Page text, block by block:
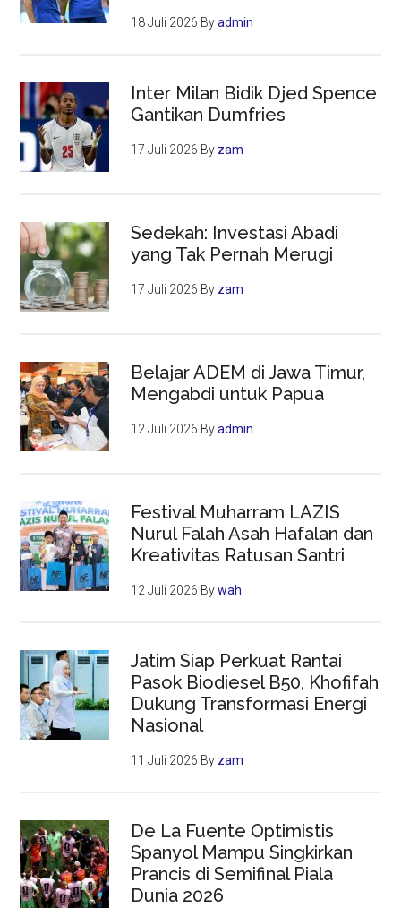
18 Juli 2026 Byadmin
Inter Milan Bidik Djed Spence
Gantikan Dumfries
17 Juli 2026 By zam
Sedekah: Investasi Abadi
yang Tak Pernah Merugi
17 Juli 2026 By zam
Belajar ADEM di Jawa Timur,
Mengabdi untuk Papua
12 Juli 2026 Byadmin
Festival Muharram LAZIS
Nurul Falah Asah Hafalan dan
Kreativitas Ratusan Santri
12 Juli 2026 Bywah
Jatim Siap Perkuat Rantai
Pasok Biodiesel B50, Khofifah
Dukung Transformasi Energi
Nasional
11 Juli 2026 By zam
De La Fuente Optimistis
Spanyol Mampu Singkirkan
Prancis di Semifinal Piala
Dunia 2026